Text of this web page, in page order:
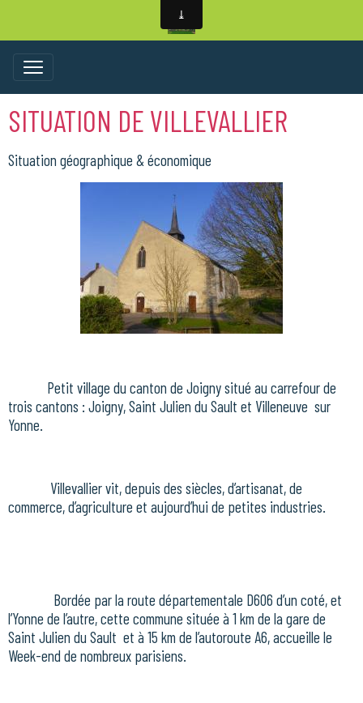
SITUATION DE VILLEVALLIER
Situation géographique & économique
Petit village du canton de Joigny situé au carrefour de
trois cantons : Joigny, Saint Julien du Sault et Villeneuve sur
Yonne.
Villevallier vit, depuis des siècles, d’artisanat, de
commerce, d’agriculture et aujourd’hui de petites industries.
Bordée par la route départementale D606 d’un coté, et
l’Yonne de l’autre, cette commune située à 1 km de la gare de
Saint Julien du Sault et à 15 km de l’autoroute A6, accueille le
Week-end de nombreux parisiens.